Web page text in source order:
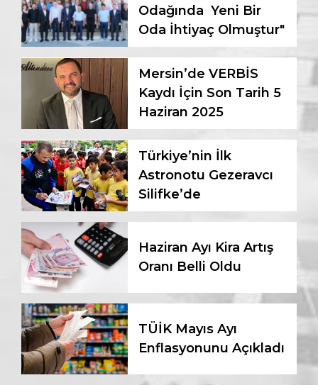
Odağında Yeni Bir
Oda İhtiyaç Olmuştur"
Mersin’de VERBİS
Kaydı İçin Son Tarih 5
Haziran 2025
Türkiye’nin İlk
Astronotu Gezeravcı
Silifke’de
Haziran Ayı Kira Artış
Oranı Belli Oldu
TÜİK Mayıs Ayı
Enflasyonunu Açıkladı